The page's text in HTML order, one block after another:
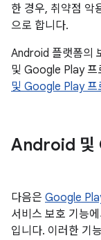
한 경우, 취약점 악
으로 합니다.
Android 플랫폼의
및 Google Play 프
및 Google Play 프
Android 및
다음은 Google
서비스 보호 기능
입니다. 이러한 기